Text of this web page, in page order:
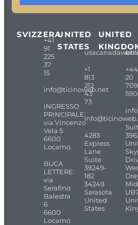
SVIZZERA
+41
91
225
37
15
info@ticinoweb.net
INGRESSO
PRINCIPALE:
via Vincenzo
Vela 5
6600
Locarno
BUCA
LETTERE:
via
Serafino
Balestra
6
6600
Locarno
UNITED
STATES
+1
813
212
43
73
4283
Express
Lane
Suite
39249-
182
34249
Sarasota
United
States
UNITED
+44
20